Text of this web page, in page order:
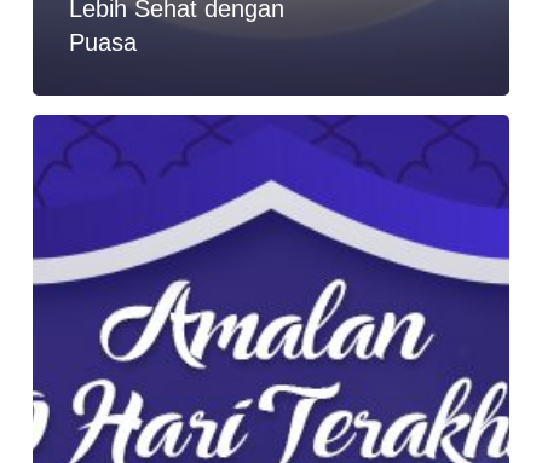
Lebih Sehat dengan
Puasa
Berburu
Malam
Lailatul
di
10
Terakhir
Puasa
Ramadhan